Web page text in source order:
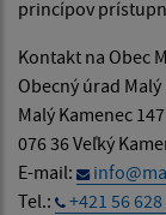
princípov
Kontakt na Obec
Obecný úrad Malý
Malý Kamenec 147
076 36 Veľký
E-mail:
Tel.:
+421 56 628